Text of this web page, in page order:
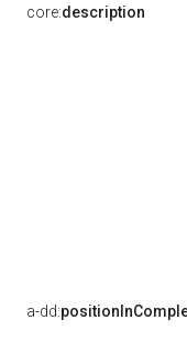
core:description
a-dd: